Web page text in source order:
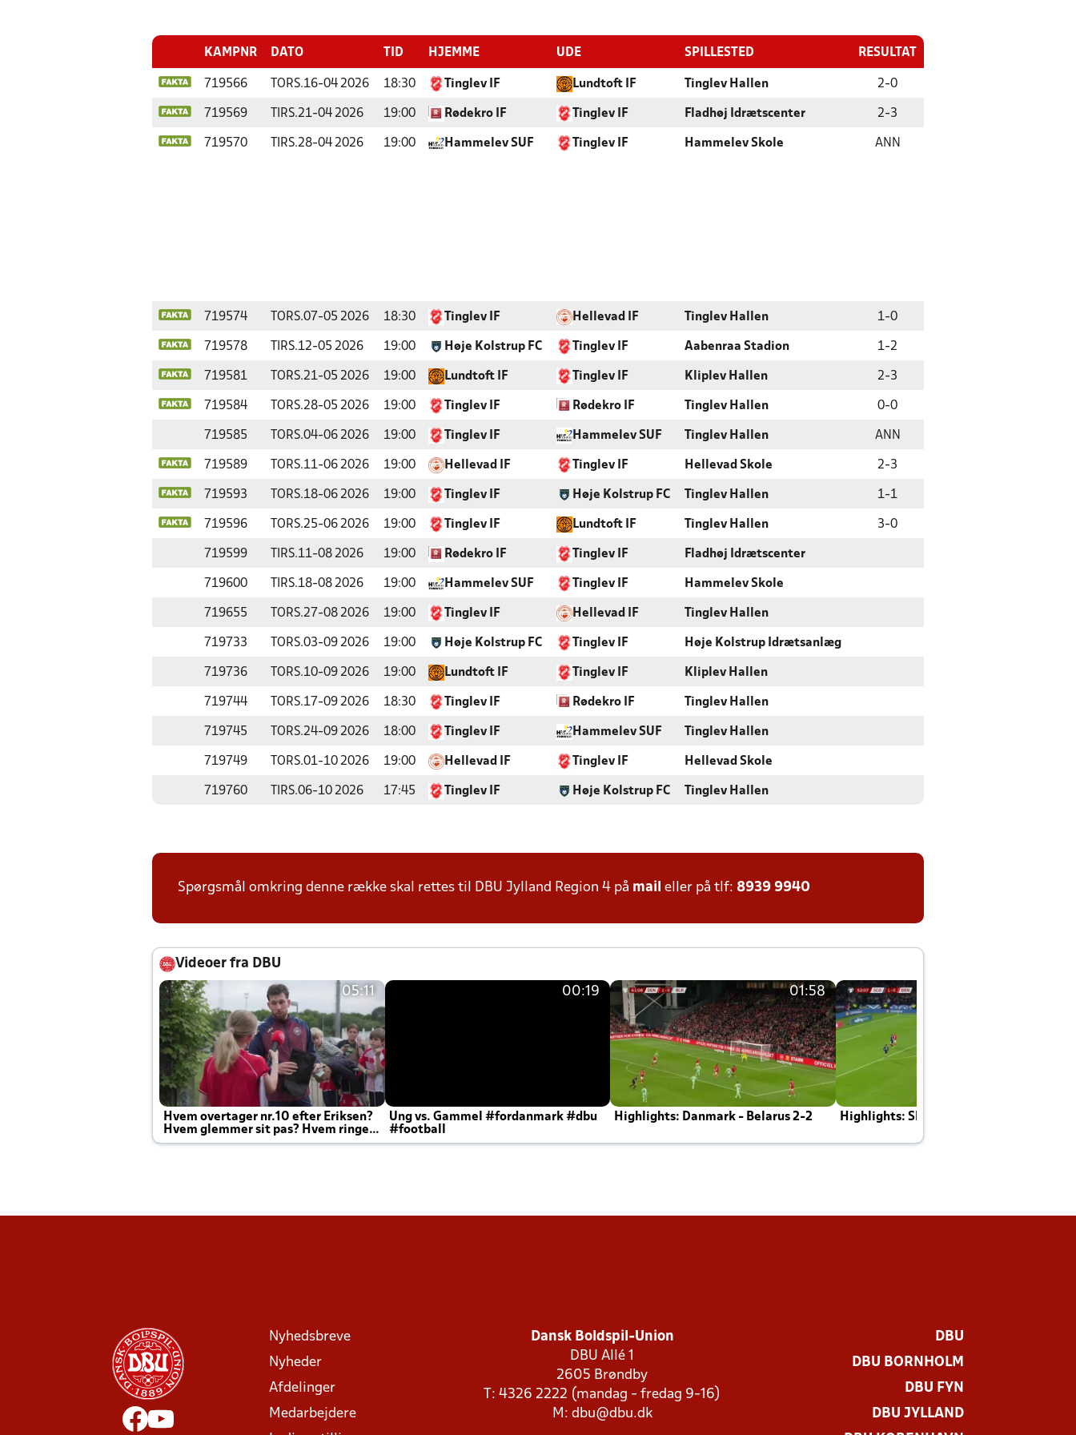
KAMPNR DATO TID HJEMME UDE SPILLESTED RESULTAT
719566 TORS.16-04 2026 18:30 Tinglev IF Lundtoft IF Tinglev Hallen 2-0
719569 TIRS.21-04 2026 19:00 Rødekro IF Tinglev IF Fladhøj Idrætscenter 2-3
719570 TIRS.28-04 2026 19:00 Hammelev SUF Tinglev IF Hammelev Skole ANN
719574 TORS.07-05 2026 18:30 Tinglev IF Hellevad IF Tinglev Hallen 1-0
719578 TIRS.12-05 2026 19:00 Høje Kolstrup FC Tinglev IF Aabenraa Stadion 1-2
719581 TORS.21-05 2026 19:00 Lundtoft IF Tinglev IF Kliplev Hallen 2-3
719584 TORS.28-05 2026 19:00 Tinglev IF Rødekro IF Tinglev Hallen 0-0
719585 TORS.04-06 2026 19:00 Tinglev IF Hammelev SUF Tinglev Hallen ANN
719589 TORS.11-06 2026 19:00 Hellevad IF Tinglev IF Hellevad Skole 2-3
719593 TORS.18-06 2026 19:00 Tinglev IF Høje Kolstrup FC Tinglev Hallen 1-1
719596 TORS.25-06 2026 19:00 Tinglev IF Lundtoft IF Tinglev Hallen 3-0
719599 TIRS.11-08 2026 19:00 Rødekro IF Tinglev IF Fladhøj Idrætscenter
719600 TIRS.18-08 2026 19:00 Hammelev SUF Tinglev IF Hammelev Skole
719655 TORS.27-08 2026 19:00 Tinglev IF Hellevad IF Tinglev Hallen
719733 TORS.03-09 2026 19:00 Høje Kolstrup FC Tinglev IF Høje Kolstrup Idrætsanlæg
719736 TORS.10-09 2026 19:00 Lundtoft IF Tinglev IF Kliplev Hallen
719744 TORS.17-09 2026 18:30 Tinglev IF Rødekro IF Tinglev Hallen
719745 TORS.24-09 2026 18:00 Tinglev IF Hammelev SUF Tinglev Hallen
719749 TORS.01-10 2026 19:00 Hellevad IF Tinglev IF Hellevad Skole
719760 TIRS.06-10 2026 17:45 Tinglev IF Høje Kolstrup FC Tinglev Hallen
Spørgsmål omkring denne række skal rettes til DBU Jylland Region 4 på mail eller på tlf: 8939 9940
Videoer fra DBU
05:11
Hvem overtager nr.10 efter Eriksen?
Hvem glemmer sit pas? Hvem ringer
Joachim altid til efter kampe?
00:19
Ung vs. Gammel #fordanmark #dbu
#football
01:58
Highlights: Danmark - Belarus 2-2 Highlights: Skotland - Danmark 4-2
Nyhedsbreve
Nyheder
Afdelinger
Medarbejdere
Dansk Boldspil-Union
DBU Allé 1
2605 Brøndby
T: 4326 2222 (mandag - fredag 9-16)
M: dbu@dbu.dk
DBU
DBU BORNHOLM
DBU FYN
DBU JYLLAND